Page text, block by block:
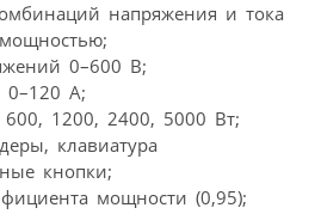
напряжения и тока
0–600 В;
0–120 А;
1200, 2400, 5000 Вт;
клавиатура
кнопки;
мощности (0,95);